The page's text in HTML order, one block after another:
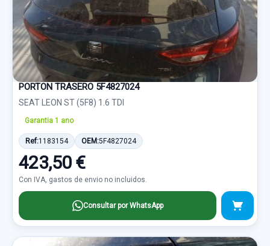
PORTON TRASERO 5F4827024
SEAT LEON ST (5F8) 1.6 TDI
Garantia 1 ano
Ref:1183154 OEM:5F4827024
423,50 €
Con IVA, gastos de envio no incluidos.
Consultar por WhatsApp